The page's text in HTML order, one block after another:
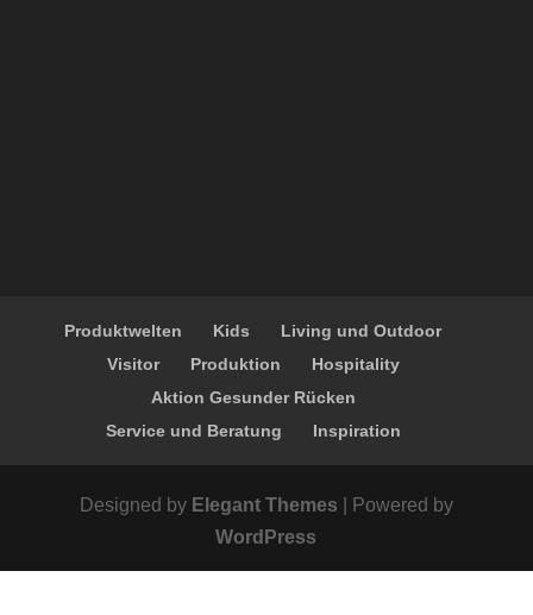
Produktwelten Kids
Living und Outdoor
Visitor
Produktion
Hospitality
Aktion Gesunder Rücken
Service und Beratung
Inspiration
Designed by Elegant Themes | Powered by
WordPress